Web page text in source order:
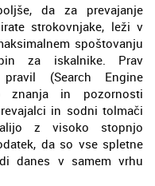
da za prevajanje
strokovnjake, leži v
spoštovanju
za iskalnike. Prav
(Search Engine
in pozornosti
in sodni tolmači
z visoko stopnjo
da so vse spletne
danes v samem vrhu